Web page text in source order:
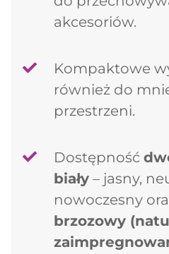
akcesoriów.
Kompaktowe
również do
przestrzeni.
Dostępność
biały – jasny,
nowoczesny
brzozowy